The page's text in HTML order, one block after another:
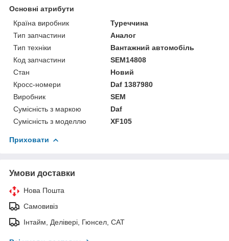
Основні атрибути
Країна виробник
Туреччина
Тип запчастини
Аналог
Тип техніки
Вантажний автомобіль
Код запчастини
SEM14808
Стан
Новий
Кросс-номери
Daf 1387980
Виробник
SEM
Сумісність з маркою
Daf
Сумісність з моделлю
XF105
Приховати
Умови доставки
Нова Пошта
Самовивіз
Інтайм, Делівері, Гюнсел, САТ